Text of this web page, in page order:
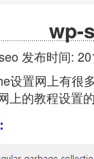
wp-
发布时间:
设置网上有很
上的教程设置